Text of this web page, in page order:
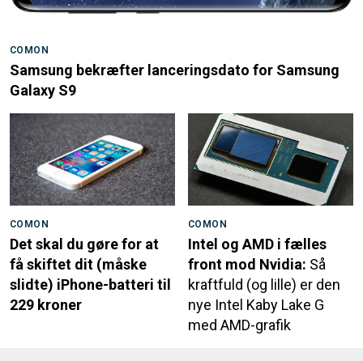
COMON
Samsung bekræfter lanceringsdato for Samsung
Galaxy S9
COMON
Det skal du gøre for at
få skiftet dit (måske
slidte) iPhone-batteri til
229 kroner
COMON
Intel og AMD i fælles
front mod Nvidia: Så
kraftfuld (og lille) er den
nye Intel Kaby Lake G
med AMD-grafik